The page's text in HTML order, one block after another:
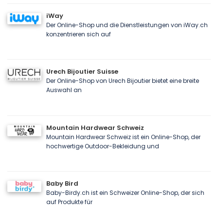
iWay
Der Online-Shop und die Dienstleistungen von iWay.ch
konzentrieren sich auf
Urech Bijoutier Suisse
Der Online-Shop von Urech Bijoutier bietet eine breite
Auswahl an
Mountain Hardwear Schweiz
Mountain Hardwear Schweiz ist ein Online-Shop, der
hochwertige Outdoor-Bekleidung und
Baby Bird
Baby-Birdy.ch ist ein Schweizer Online-Shop, der sich
auf Produkte für